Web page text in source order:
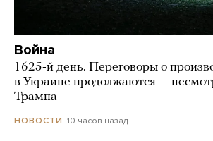
Война
1625-й день. Переговоры о
в Украине продолжаются —
Трампа
НОВОСТИ 10 часов назад